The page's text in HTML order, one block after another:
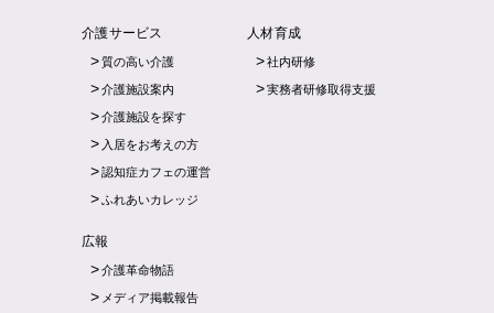
介護サービス
質の高い介護
介護施設案内
介護施設を探す
入居をお考えの方
認知症カフェの運営
ふれあいカレッジ
人材育成
社内研修
実務者研修取得支援
広報
介護革命物語
メディア掲載報告